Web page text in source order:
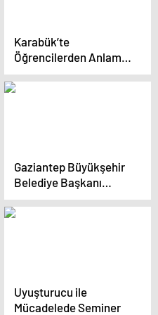
Karabük’te
Öğrencilerden Anlamlı
Yaşlılar Haftası
Etkinliği
Gaziantep Büyükşehir
Belediye Başkanı
Fatma Şahin’den Kadir
Gecesi Mesajı
Uyuşturucu ile
Mücadelede Seminer